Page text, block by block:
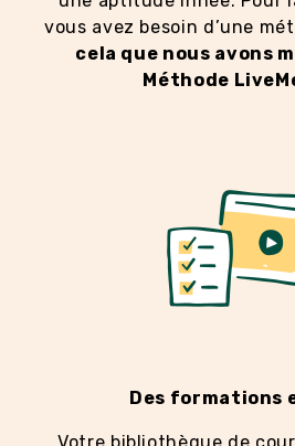
vous avez besoin d’une
cela que nous avons
Méthode
Des formations